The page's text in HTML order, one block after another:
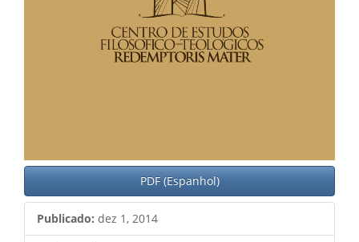
PDF (Espanhol)
Publicado: dez 1, 2014